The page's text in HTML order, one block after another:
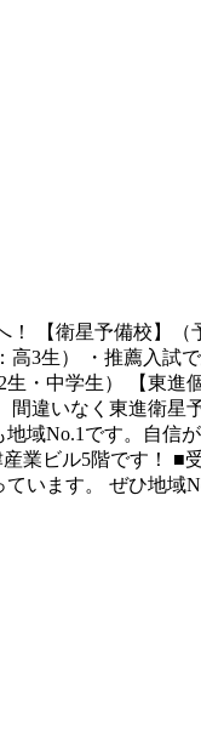
【衛星予備校】
3生） ・推薦入
・中学生） 【東
違いなく東進衛
域No.1です。自
業ビル5階です！
います。 ぜひ地域